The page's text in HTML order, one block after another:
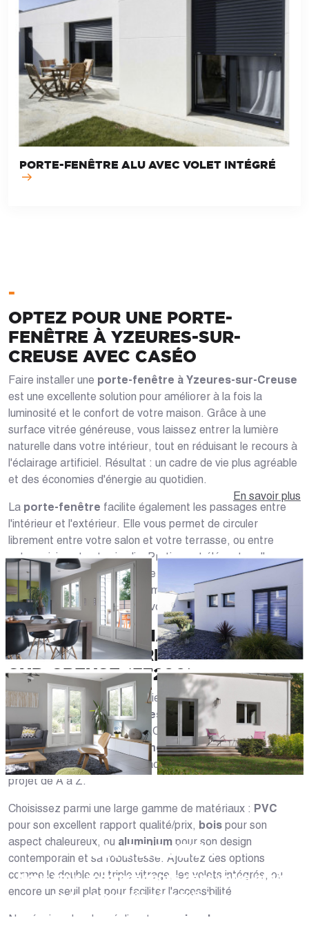
PORTE-FENÊTRE ALU AVEC VOLET INTÉGRÉ
-
OPTEZ POUR UNE PORTE-
FENÊTRE À YZEURES-SUR-
CREUSE AVEC CASÉO
Faire installer une porte-fenêtre à Yzeures-sur-Creuse
est une excellente solution pour améliorer à la fois la
luminosité et le confort de votre maison. Grâce à une
surface vitrée généreuse, vous laissez entrer la lumière
naturelle dans votre intérieur, tout en réduisant le recours à
l'éclairage artificiel. Résultat : un cadre de vie plus agréable
et des économies d'énergie au quotidien.
La porte-fenêtre facilite également les passages entre
l'intérieur et l'extérieur. Elle vous permet de circuler
librement entre votre salon et votre terrasse, ou entre
votre cuisine et votre jardin. Pratique et élégante, elle
apporte également du charme à votre façade. Chez Caséo,
vous trouverez de nombreux modèles sur mesure qui
s'adapteront parfaitement à votre projet.
CASÉO, LE SPÉCIALISTE DES
PORTES-FENÊTRES À YZEURES-
SUR-CREUSE (37290)
Caséo, expert de la menuiserie dans l'Indre-et-Loire,
propose desportes-fenêtres personnalisées adaptées
à tous les styles d'habitation. Que vous habitiez à
Nouans-
les-Fontaines,Céré-la-RondeouSaint-Romain-sur-
Cher, nos spécialistes vous accompagnent dans votre
projet de A à Z.
Choisissez parmi une large gamme de matériaux : PVC
pour son excellent rapport qualité/prix, bois pour son
aspect chaleureux, ou aluminium pour son design
contemporain et sa robustesse. Ajoutez des options
comme le double ou triple vitrage, les volets intégrés, ou
encore un seuil plat pour faciliter l'accessibilité.
Nos équipes locales réalisent une
prise de mesures
En savoir plus
UN PROJET ?
Nous vous accompagnons dans votre projet
de la conception jusqu’à la pose !